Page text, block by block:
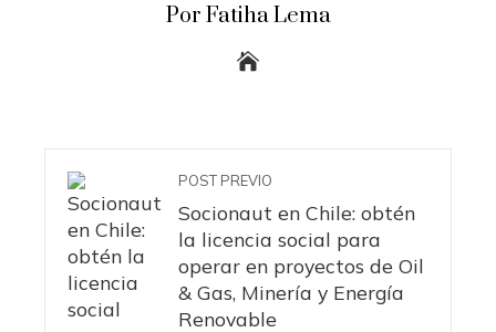
Por Fatiha Lema
POST PREVIO
Socionaut en Chile: obtén
la licencia social para
operar en proyectos de Oil
& Gas, Minería y Energía
Renovable